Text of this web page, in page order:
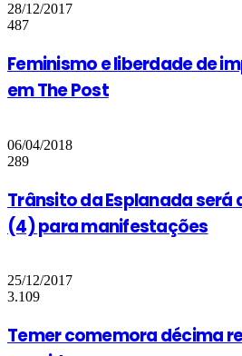
28/12/2017
487
Feminismo e liberdade de
em The Post
06/04/2018
289
Trânsito da Esplanada
(4) para manifestações
25/12/2017
3.109
Temer comemora décima